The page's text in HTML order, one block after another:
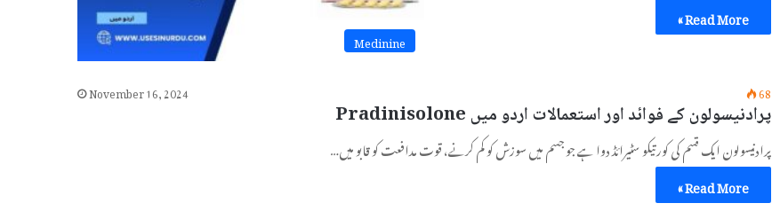
Medinine
Read More »
November 16, 2024 68
پرادنیسولون کے فوائد اور استعمالات اردو میں Pradinisolone
پرادنیسولون ایک قسم کی کورتیکو سٹیرائڈ دوا ہے جو جسم میں سوزش کو کم کرنے، قوت مدافعت کو قابو میں…
Read More »